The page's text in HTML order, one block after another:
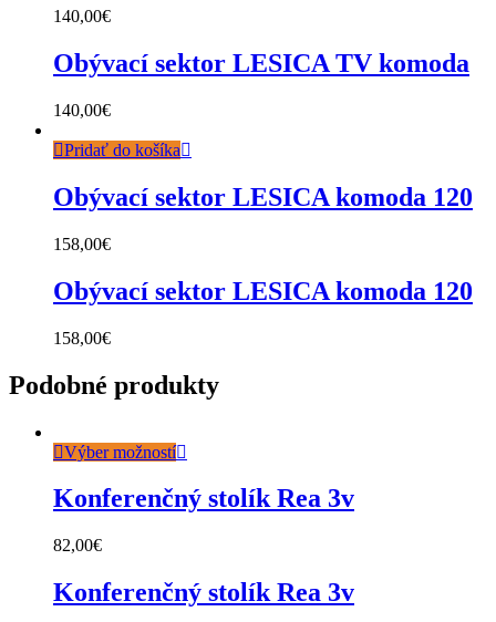
140,00€
Obývací sektor LESICA TV komoda
140,00€
Pridať do košíka
Obývací sektor LESICA komoda 120
158,00€
Obývací sektor LESICA komoda 120
158,00€
Podobné produkty
Výber možností
Konferenčný stolík Rea 3v
82,00€
Konferenčný stolík Rea 3v